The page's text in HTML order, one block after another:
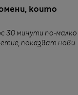
които
30 минути по-малко
показват нови